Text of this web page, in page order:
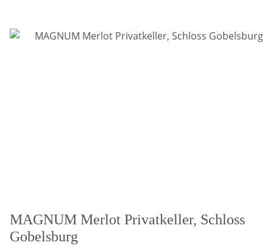
MAGNUM Merlot Privatkeller, Schloss
Gobelsburg